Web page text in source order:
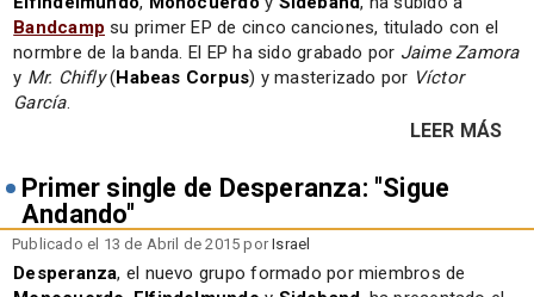
Bandcamp su primer EP de cinco canciones, titulado con el
normbre de la banda. El EP ha sido grabado por Jaime Zamora
y Mr. Chifly(Habeas Corpus) y masterizado por Víctor
García.
LEER MÁS
Primer single de Desperanza: "Sigue
Andando"
Publicado el 13 de Abril de 2015 porIsrael
Desperanza, el nuevo grupo formado por miembros de